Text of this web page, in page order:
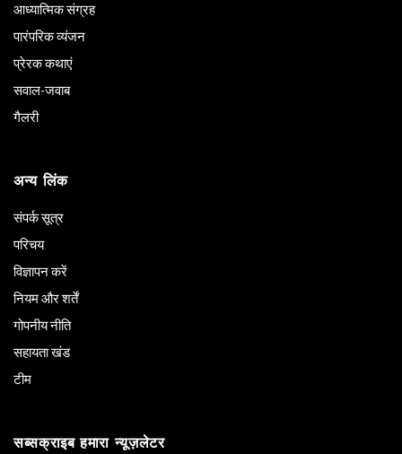
आध्यात्मिक संग्रह
पारंपरिक व्यंजन
प्रेरक कथाएं
सवाल-जवाब
गैलरी
अन्य लिंक
संपर्क सूत्र
परिचय
विज्ञापन करें
नियम और शर्तें
गोपनीय नीति
सहायता खंड
टीम
सब्सक्राइब हमारा न्यूज़लेटर